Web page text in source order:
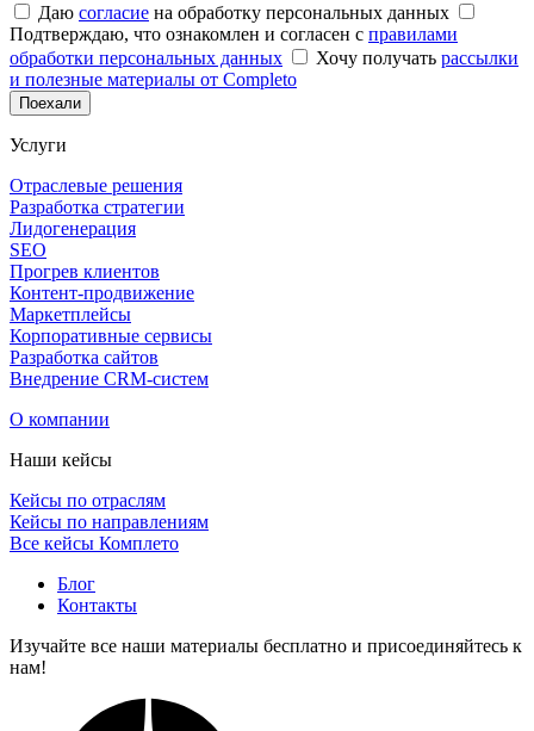
Даю согласие на обработку персональных данных
Подтверждаю, что ознакомлен и согласен с правилами
обработки персональных данных
Хочу получать рассылки
и полезные материалы от Completo
Поехали
Услуги
Отраслевые решения
Разработка стратегии
Лидогенерация
SEO
Прогрев клиентов
Контент-продвижение
Маркетплейсы
Корпоративные сервисы
Разработка сайтов
Внедрение CRM-систем
О компании
Наши кейсы
Кейсы по отраслям
Кейсы по направлениям
Все кейсы Комплето
Блог
Контакты
Изучайте все наши материалы бесплатно и присоединяйтесь к
нам!